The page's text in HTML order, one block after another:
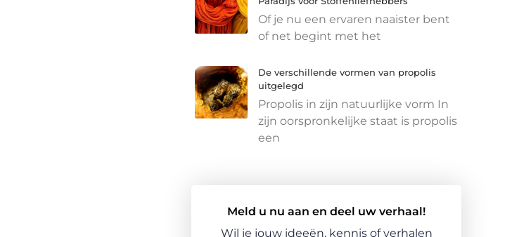
Of je nu een ervaren naaister bent
of net begint met het
De verschillende vormen van propolis
uitgelegd
Propolis in zijn natuurlijke vorm In
zijn oorspronkelijke staat is propolis
een
Meld u nu aan en deel uw verhaal!
Wil je jouw ideeën, kennis of verhalen